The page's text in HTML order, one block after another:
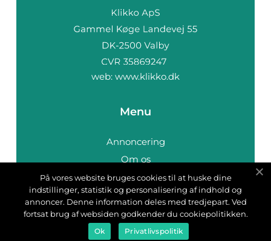
web: www.klikko.dk
Menu
Annoncering
Om os
Cookies
Kontakt os
Sitemap
På vores website bruges cookies til at huske dine
indstillinger, statistik og personalisering af indhold og
annoncer. Denne information deles med tredjepart. Ved
fortsat brug af websiden godkender du cookiepolitikken.
Ok Privatlivspolitik